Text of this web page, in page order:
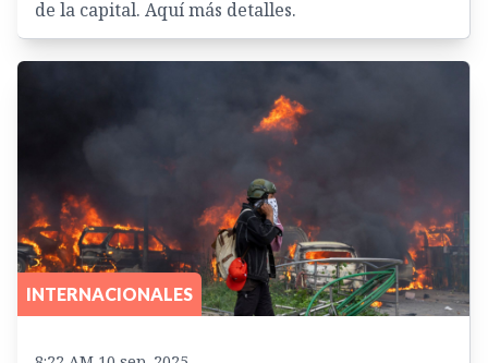
de la capital. Aquí más detalles.
INTERNACIONALES